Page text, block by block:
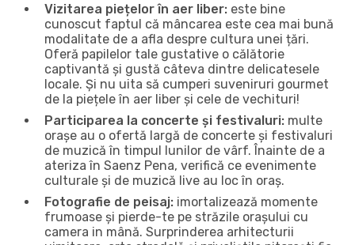
Vizitarea piețelor în aer liber: este bine
cunoscut faptul că mâncarea este cea mai bună
modalitate de a afla despre cultura unei țări.
Oferă papilelor tale gustative o călătorie
captivantă și gustă câteva dintre delicatesele
locale. Și nu uita să cumperi suveniruri gourmet
de la piețele în aer liber și cele de vechituri!
Participarea la concerte și festivaluri: multe
orașe au o ofertă largă de concerte și festivaluri
de muzică în timpul lunilor de vârf. Înainte de a
ateriza în Saenz Pena, verifică ce evenimente
culturale și de muzică live au loc în oraș.
Fotografie de peisaj: imortalizează momente
frumoase și pierde-te pe străzile orașului cu
camera in mână. Surprinderea arhitecturii